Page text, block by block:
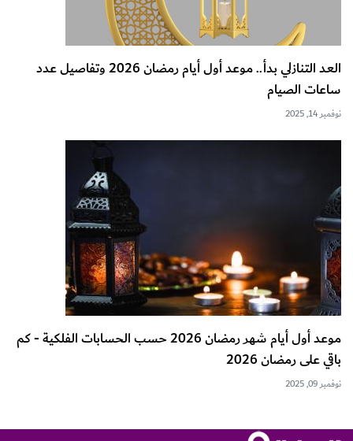
العد التنازلي بدأ.. موعد أول أيام رمضان 2026 وتفاصيل عدد
ساعات الصيام
نوفمبر 14, 2025
موعد أول أيام شهر رمضان 2026 حسب الحسابات الفلكية - كم
باقي على رمضان 2026
نوفمبر 09, 2025